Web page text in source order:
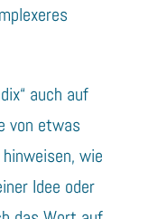
auch auf
von etwas
wie
Idee oder